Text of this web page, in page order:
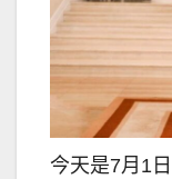
今天是7月1